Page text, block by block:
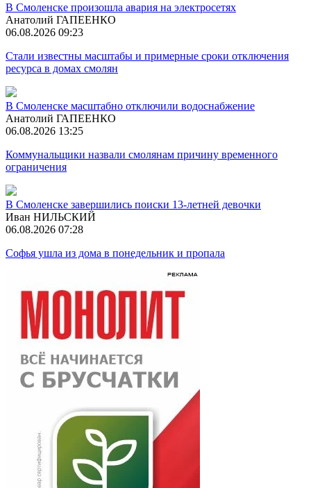
В Смоленске произошла авария на электросетях
Анатолий ГАПЕЕНКО
06.08.2026 09:23
Стали известны масштабы и примерные сроки отключения
ресурса в домах смолян
В Смоленске масштабно отключили водоснабжение
Анатолий ГАПЕЕНКО
06.08.2026 13:25
Коммунальщики назвали смолянам причину временного
ограничения
В Смоленске завершились поиски 13-летней девочки
Иван НИЛЬСКИЙ
06.08.2026 07:28
Софья ушла из дома в понедельник и пропала